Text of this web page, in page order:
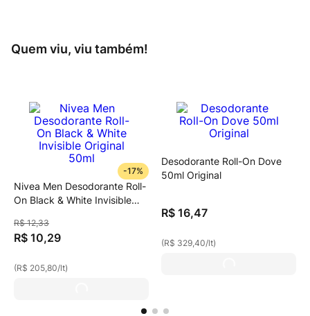
Quem viu, viu também!
-17%
Nivea Men Desodorante Roll-
On Black & White Invisible
R$ 12,33
R$ 10,29
(R$ 205,80/lt)
Desodorante Roll-On Dove
50ml Original
R$ 16,47
(R$ 329,40/lt)